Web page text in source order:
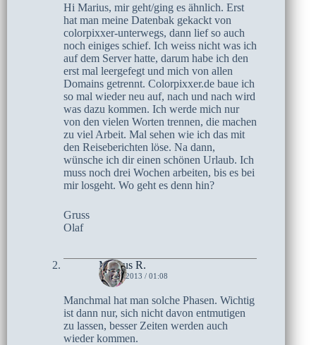
Hi Marius, mir geht/ging es ähnlich. Erst
hat man meine Datenbak gekackt von
colorpixxer-unterwegs, dann lief so auch
noch einiges schief. Ich weiss nicht was ich
auf dem Server hatte, darum habe ich den
erst mal leergefegt und mich von allen
Domains getrennt. Colorpixxer.de baue ich
so mal wieder neu auf, nach und nach wird
was dazu kommen. Ich werde mich nur
von den vielen Worten trennen, die machen
zu viel Arbeit. Mal sehen wie ich das mit
den Reiseberichten löse. Na dann,
wünsche ich dir einen schönen Urlaub. Ich
muss noch drei Wochen arbeiten, bis es bei
mir losgeht. Wo geht es denn hin?
Gruss
Olaf
Markus R.
1. JULI 2013 / 01:08
Manchmal hat man solche Phasen. Wichtig
ist dann nur, sich nicht davon entmutigen
zu lassen, besser Zeiten werden auch
wieder kommen.